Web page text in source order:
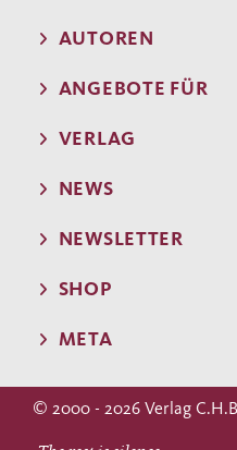
AUTOREN
ANGEBOTE FÜR
VERLAG
NEWS
NEWSLETTER
SHOP
META
© 2000 - 2026 Verlag